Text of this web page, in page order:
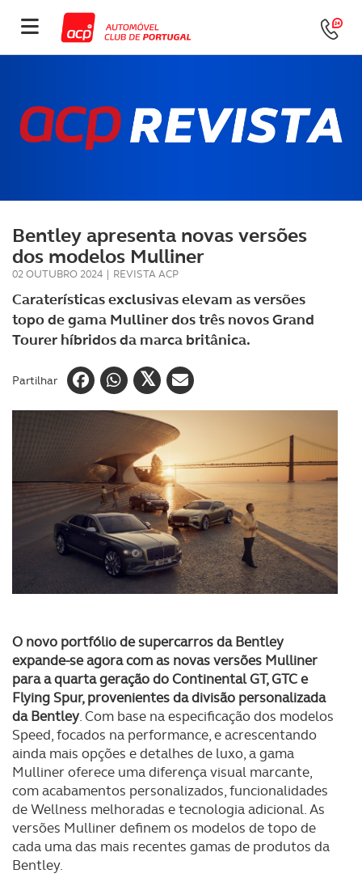
Bentley apresenta novas versões
dos modelos Mulliner
02 OUTUBRO 2024 | REVISTA ACP
Caraterísticas exclusivas elevam as versões
topo de gama Mulliner dos três novos Grand
Tourer híbridos da marca britânica.
Partilhar
O novo portfólio de supercarros da Bentley
expande-se agora com as novas versões Mulliner
para a quarta geração do Continental GT, GTC e
Flying Spur, provenientes da divisão personalizada
da Bentley. Com base na especificação dos modelos
Speed, focados na performance, e acrescentando
ainda mais opções e detalhes de luxo, a gama
Mulliner oferece uma diferença visual marcante,
com acabamentos personalizados, funcionalidades
de Wellness melhoradas e tecnologia adicional. As
versões Mulliner definem os modelos de topo de
cada uma das mais recentes gamas de produtos da
Bentley.